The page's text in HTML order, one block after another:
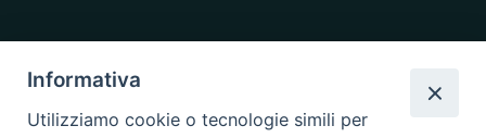
Informativa
Utilizziamo cookie o tecnologie simili per